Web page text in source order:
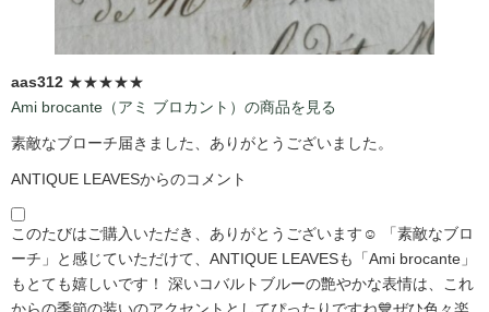
aas312 ★★★★★
Ami brocante（アミ ブロカント）の商品を見る
素敵なブローチ届きました、ありがとうございました。
ANTIQUE LEAVESからのコメント
このたびはご購入いただき、ありがとうございます☺️ 「素敵なブロ
ーチ」と感じていただけて、ANTIQUE LEAVESも「Ami brocante」
もとても嬉しいです！ 深いコバルトブルーの艶やかな表情は、これ